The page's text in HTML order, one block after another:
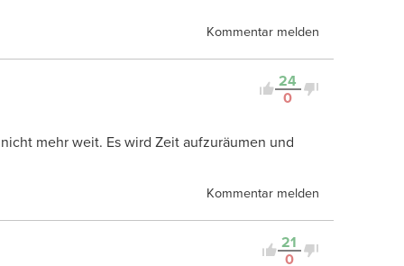
Kommentar melden
24
0
mehr weit. Es wird Zeit aufzuräumen und
Kommentar melden
21
0